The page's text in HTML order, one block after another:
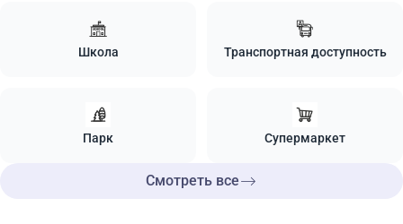
Школа Транспортная доступность
Парк Супермаркет
Смотреть все